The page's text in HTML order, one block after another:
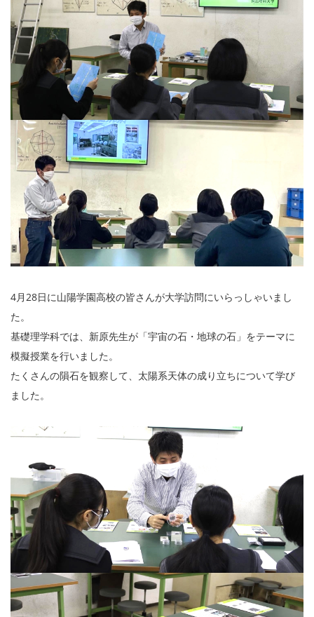
4月28日に山陽学園高校の皆さんが大学訪問にいらっしゃいまし
た。
基礎理学科では、新原先生が「宇宙の石・地球の石」をテーマに
模擬授業を行いました。
たくさんの隕石を観察して、太陽系天体の成り立ちについて学び
ました。